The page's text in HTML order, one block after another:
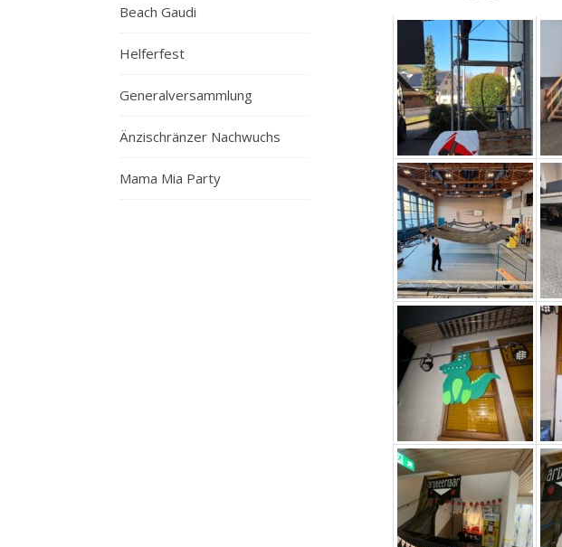
Beach Gaudi
Helferfest
Generalversammlung
Änzischränzer Nachwuchs
Mama Mia Party